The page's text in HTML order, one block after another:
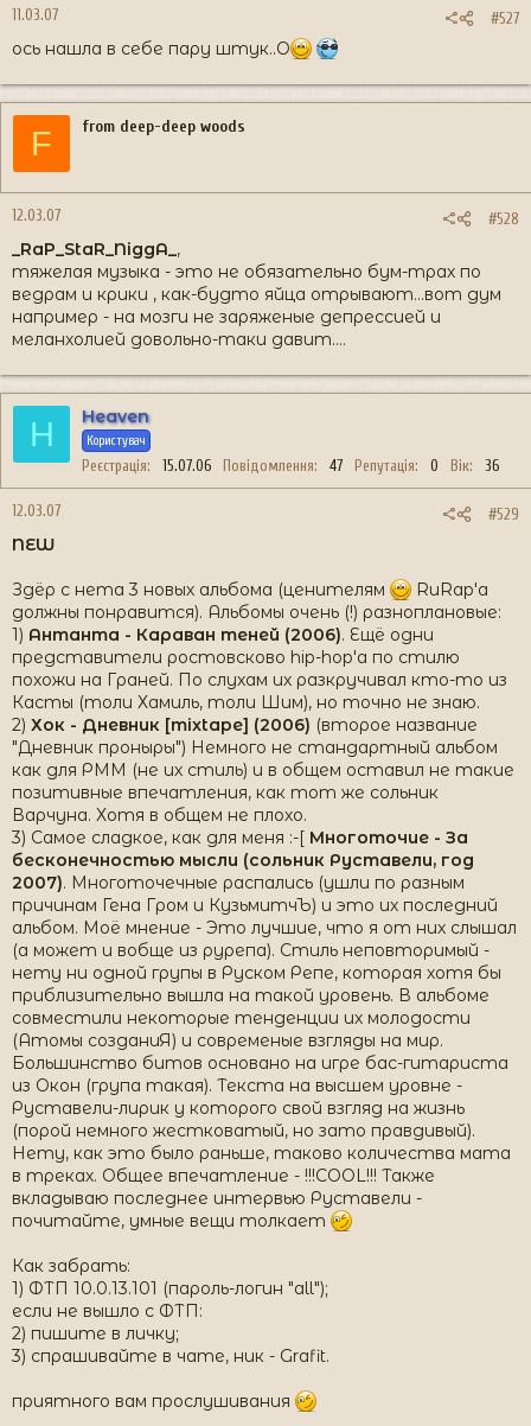
11.03.07 #527
ось нашла в себе пару штук..O
F from deep-deep woods
12.03.07 #528
_RaP_StaR_NiggA_,
тяжелая музыка - это не обязательно бум-трах по
ведрам и крики , как-будто яйца отрывают...вот дум
например - на мозги не заряженые депрессией и
меланхолией довольно-таки давит....
H Heaven
Користувач
Реєстрація 15.07.06 Повідомлення 47 Репутація 0 Вік 36
12.03.07 #529
NEW
Здёр с нета 3 новых альбома (ценителям
RuRap'a
должны понравится). Альбомы очень (!) разноплановые:
1) Антанта - Караван теней (2006). Ещё одни
представители ростовсково hip-hop'a по стилю
похожи на Граней. По слухам их разкручивал кто-то из
Касты (толи Хамиль, толи Шим), но точно не знаю.
2) Хок - Дневник [mixtape] (2006) (второе название
"Дневник проныры") Немного не стандартный альбом
как для РММ (не их стиль) и в общем оставил не такие
позитивные впечатления, как тот же сольник
Варчуна. Хотя в общем не плохо.
3) Самое сладкое, как для меня :-[ Многоточие - За
бесконечностью мысли (сольник Руставели, год
2007). Многоточечные распались (ушли по разным
причинам Гена Гром и КузьмитчЪ) и это их последний
альбом. Моё мнение - Это лучшие, что я от них слышал
(а может и вобще из рурепа). Стиль неповторимый -
нету ни одной групы в Руском Репе, которая хотя бы
приблизительно вышла на такой уровень. В альбоме
совместили некоторые тенденции их молодости
(Атомы созданиЯ) и современые взгляды на мир.
Большинство битов основано на игре бас-гитариста
из Окон (група такая). Текста на высшем уровне -
Руставели-лирик у которого свой взгляд на жизнь
(порой немного жестковатый, но зато правдивый).
Нету, как это было раньше, таково количества мата
в треках. Общее впечатление - !!!COOL!!! Также
вкладываю последнее интервью Руставели -
почитайте, умные вещи толкает
Как забрать:
1) ФТП 10.0.13.101 (пароль-логин "all");
если не вышло с ФТП:
2) пишите в личку;
3) спрашивайте в чате, ник - Grafit.
приятного вам прослушивания